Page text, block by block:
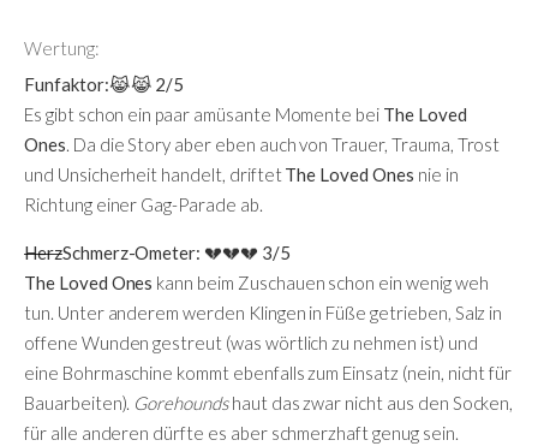
Wertung:
Funfaktor:😹😹 2/5
Es gibt schon ein paar amüsante Momente bei The Loved
Ones. Da die Story aber eben auch von Trauer, Trauma, Trost
und Unsicherheit handelt, driftet The Loved Ones nie in
Richtung einer Gag-Parade ab.
HerzSchmerz-Ometer: 💔💔💔 3/5
The Loved Ones kann beim Zuschauen schon ein wenig weh
tun. Unter anderem werden Klingen in Füße getrieben, Salz in
offene Wunden gestreut (was wörtlich zu nehmen ist) und
eine Bohrmaschine kommt ebenfalls zum Einsatz (nein, nicht für
Bauarbeiten). Gorehoundshaut das zwar nicht aus den Socken,
für alle anderen dürfte es aber schmerzhaft genug sein.